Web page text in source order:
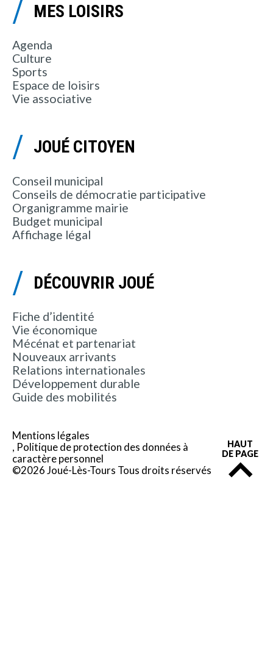
MES LOISIRS
Agenda
Culture
Sports
Espace de loisirs
Vie associative
JOUÉ CITOYEN
Conseil municipal
Conseils de démocratie participative
Organigramme mairie
Budget municipal
Affichage légal
DÉCOUVRIR JOUÉ
Fiche d’identité
Vie économique
Mécénat et partenariat
Nouveaux arrivants
Relations internationales
Développement durable
Guide des mobilités
Mentions légales
Politique de protection des données à
caractère personnel
©2026 Joué-Lès-Tours Tous droits réservés
HAUT
DE PAGE